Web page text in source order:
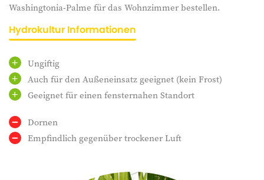
Washingtonia-Palme für das Wohnzimmer bestellen.
Hydrokultur Informationen
Ungiftig
Auch für den Außeneinsatz geeignet (kein Frost)
Geeignet für einen fensternahen Standort
Dornen
Empfindlich gegenüber trockener Luft